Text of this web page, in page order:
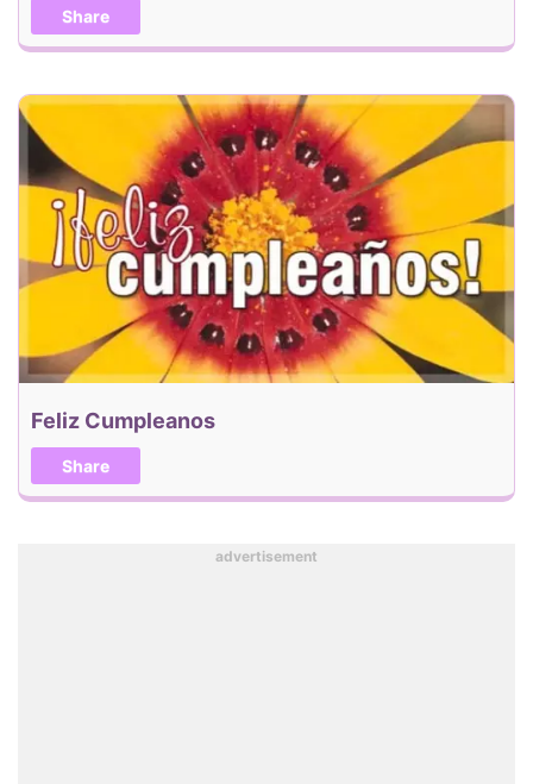
Share
Feliz Cumpleanos
Share
advertisement